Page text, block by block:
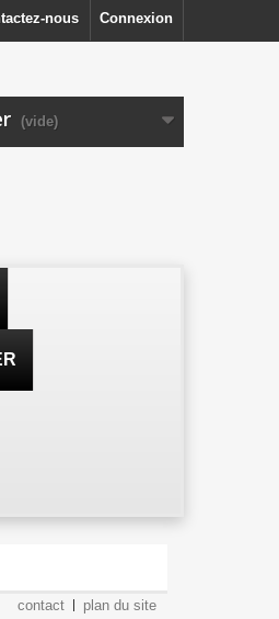
Connexion
nous
(vide)
contact plan du site